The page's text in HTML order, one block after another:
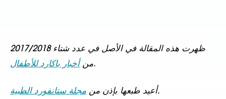
ظهرت هذه المقالة في الأصل في عدد شتاء 2017/2018
منأخبار باكارد للأطفال .
أعيد طبعها بإذن من مجلة ستانفورد الطبية .